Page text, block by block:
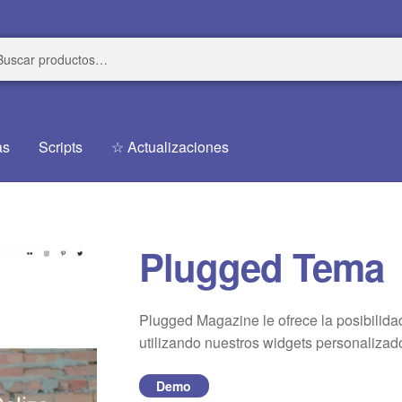
Scripts ☆ Actualizaciones
Plugged Tema
Plugged Magazine le ofrece la
utilizando nuestros widgets
Demo